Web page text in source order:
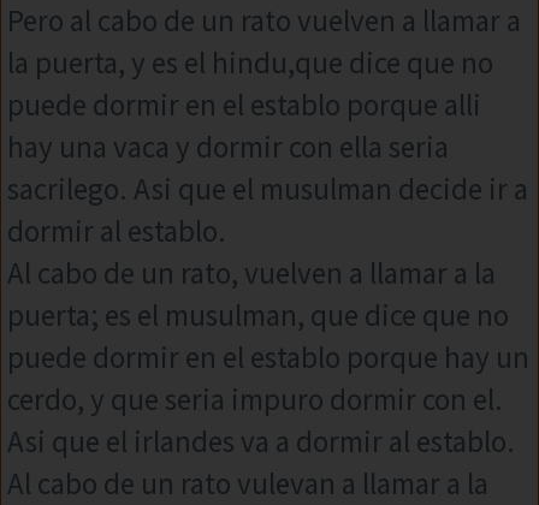
Pero al cabo de un rato vuelven a llamar a
la puerta, y es el hindu,que dice que no
puede dormir en el establo porque alli
hay una vaca y dormir con ella seria
sacrilego. Asi que el musulman decide ir a
dormir al establo.
Al cabo de un rato, vuelven a llamar a la
puerta; es el musulman, que dice que no
puede dormir en el establo porque hay un
cerdo, y que seria impuro dormir con el.
Asi que el irlandes va a dormir al establo.
Al cabo de un rato vulevan a llamar a la